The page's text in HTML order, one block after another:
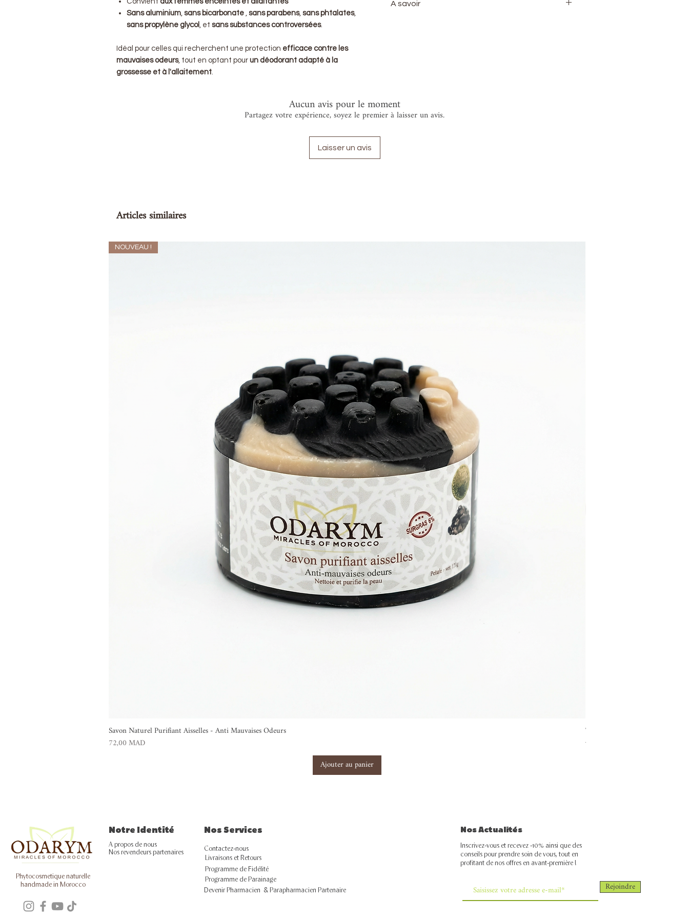
Sans aluminium sans bicarbonate sans parabens, sans phtalates,
sans propylène glycol , et sans substances controversées.
Idéal pour celles qui recherchent une protection efficace contre les
mauvaises odeurs, tout en optant pour un déodorant adapté à la
grossesse et à l'allaitement
Si vous n'etes ni enceinte ni allaitante ou que
A savoir
Aucun avis pour le moment
Partagez votre expérience, soyez le premier à laisser un avis.
Laisser un avis
Articles similaires
NOUVEAU !
Savon Naturel Purifiant Aisselles - Anti Mauvaises Odeurs
Prix
72,00 MAD
Ajouter au panier
Trio anti acné
Prix original
297,00 MAD
Phytocosmetique naturelle
handmade in Morocco
Notre Identité
A propos de nous
Nos revendeurs partenaires
Nos Services
Contactez-nous
Livraisons et Retours
Programme de Fidélité
Programme de Parainage
Devenir Pharmacien & Parapharmacien Partenaire
Nos Actualités
Inscrivez-vous et recevez -10% ainsi que des
conseils pour prendre soin de vous, tout en
profitant de nos offres en avant-première !
Rejoindre